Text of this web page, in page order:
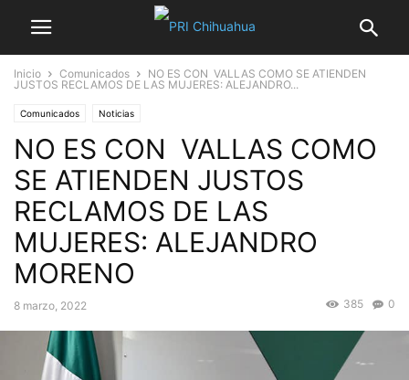
Inicio Comunicados
NO ES CON VALLAS COMO SE ATIENDEN
JUSTOS RECLAMOS DE LAS MUJERES: ALEJANDRO...
Comunicados Noticias
NO ES CON VALLAS COMO
SE ATIENDEN JUSTOS
RECLAMOS DE LAS
MUJERES: ALEJANDRO
MORENO
8 marzo, 2022 0
385